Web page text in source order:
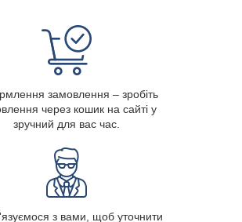
замовлення – зробіть
через кошик на сайті у
зручний для вас час.
з вами, щоб уточнити